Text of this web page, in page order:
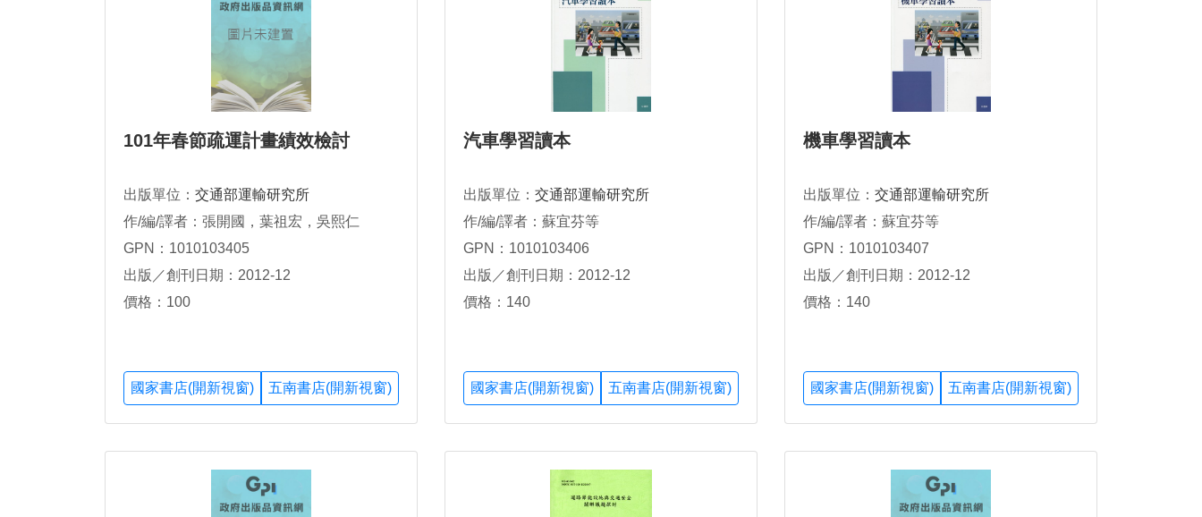
101年春節疏運計畫績效檢討
出版單位： 交通部運輸研究所
作/編/譯者：張開國，葉祖宏，吳熙仁
GPN：1010103405
出版／創刊日期：2012-12
價格：100
國家書店(開新視窗) 五南書店(開新視窗)
汽車學習讀本
出版單位： 交通部運輸研究所
作/編/譯者：蘇宜芬等
GPN：1010103406
出版／創刊日期：2012-12
價格：140
國家書店(開新視窗) 五南書店(開新視窗)
機車學習讀本
出版單位： 交通部運輸研究所
作/編/譯者：蘇宜芬等
GPN：1010103407
出版／創刊日期：2012-12
價格：140
國家書店(開新視窗) 五南書店(開新視窗)